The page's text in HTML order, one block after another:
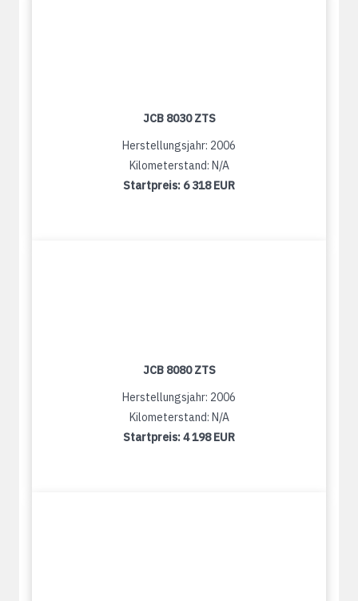
JCB 8030 ZTS
Herstellungsjahr: 2006
Kilometerstand: N/A
Startpreis: 6 318 EUR
JCB 8080 ZTS
Herstellungsjahr: 2006
Kilometerstand: N/A
Startpreis:4 198 EUR